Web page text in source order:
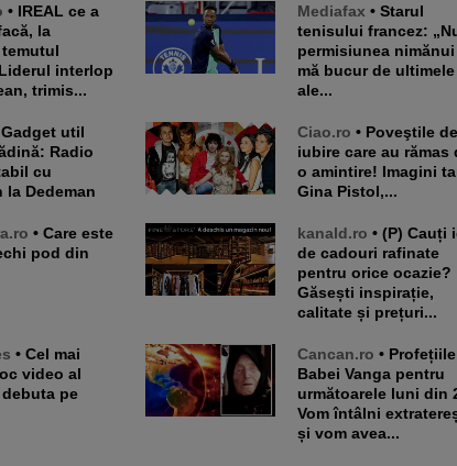
• IREAL ce a
la
interlop
trimis...
Mediafax • Starul
tenisului francez:
permisiunea
mă bucur de
ale...
Radio
cu
la Dedeman
Ciao.ro • Poveştile de
iubire care au rămas
o amintire! Imagini
Gina Pistol,...
• Care este
pod din
kanald.ro • (P) Cauți idei
de cadouri rafinate
pentru orice ocazie?
Găsești inspirație,
calitate și prețuri...
• Cel mai
video al
pe
Cancan.ro • Profețiile
Babei Vanga pentru
următoarele luni din
Vom întâlni
și vom avea...